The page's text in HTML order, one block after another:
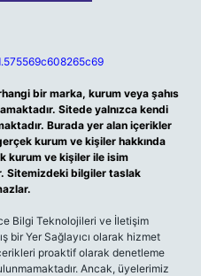
bir marka, kurum veya şahıs
Sitede yalnızca kendi
Burada yer alan içerikler
kurum ve kişiler hakkında
kurum ve kişiler ile isim
Sitemizdeki bilgiler taslak
Bilgi Teknolojileri ve İletişim
bir Yer Sağlayıcı olarak hizmet
proaktif olarak denetleme
Ancak, üyelerimiz